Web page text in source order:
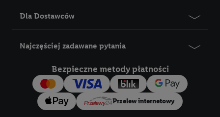
Dla Dostawców
Najczęściej zadawane pytania
Bezpieczne metody płatności
Przelew internetowy